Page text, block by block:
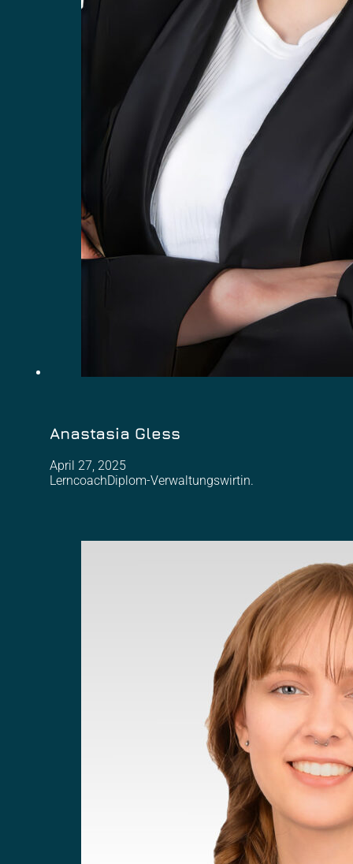
Anastasia Gless
April 27, 2025
LerncoachDiplom-Verwaltungswirtin.